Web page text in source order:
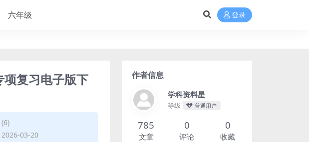
六年级 登录
复习电子版下
03-20
作者信息
学科资料星
等级 普通用户
785
文章
0
评论
0
收藏